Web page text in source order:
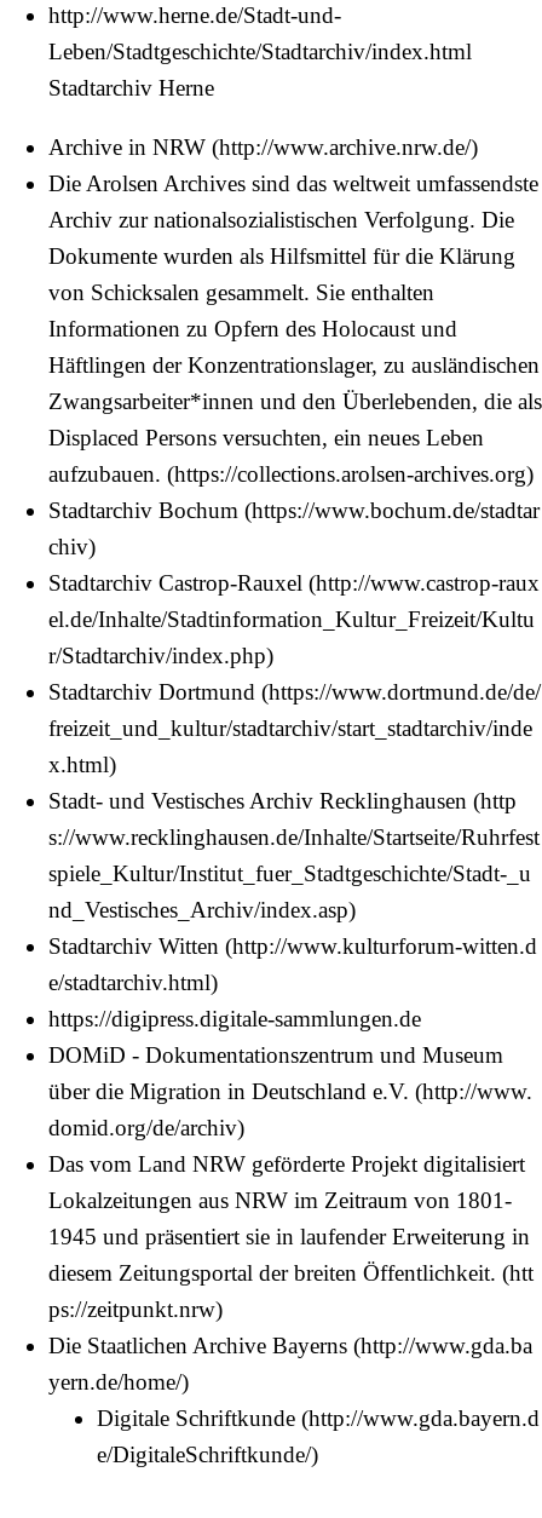
http://www.herne.de/Stadt-und-
Leben/Stadtgeschichte/Stadtarchiv/index.html
Stadtarchiv Herne
Archive in NRW
Die Arolsen Archives sind das weltweit umfassendste
Archiv zur nationalsozialistischen Verfolgung. Die
Dokumente wurden als Hilfsmittel für die Klärung
von Schicksalen gesammelt. Sie enthalten
Informationen zu Opfern des Holocaust und
Häftlingen der Konzentrationslager, zu ausländischen
Zwangsarbeiter*innen und den Überlebenden, die als
Displaced Persons versuchten, ein neues Leben
aufzubauen.
Stadtarchiv Bochum
Stadtarchiv Castrop-Rauxel
Stadtarchiv Dortmund
Stadt- und Vestisches Archiv Recklinghausen
Stadtarchiv Witten
https://digipress.digitale-sammlungen.de
DOMiD - Dokumentationszentrum und Museum
über die Migration in Deutschland e.V.
Das vom Land NRW geförderte Projekt digitalisiert
Lokalzeitungen aus NRW im Zeitraum von 1801-
1945 und präsentiert sie in laufender Erweiterung in
diesem Zeitungsportal der breiten Öffentlichkeit.
Die Staatlichen Archive Bayerns
Digitale Schriftkunde